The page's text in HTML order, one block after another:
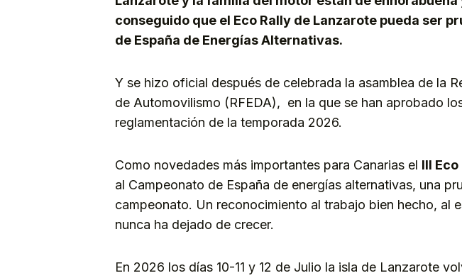
conseguido que el Eco Rally de Lanzarote pueda ser
de España de Energías Alternativas.
Y se hizo oficial después de celebrada la asamblea de la
de Automovilismo (RFEDA), en la que se han aprobado
reglamentación de la temporada 2026.
Como novedades más importantes para Canarias el III
al Campeonato de España de energías alternativas, una
campeonato. Un reconocimiento al trabajo bien hecho, al
nunca ha dejado de crecer.
En 2026 los días 10-11 y 12 de Julio la isla de Lanzarote